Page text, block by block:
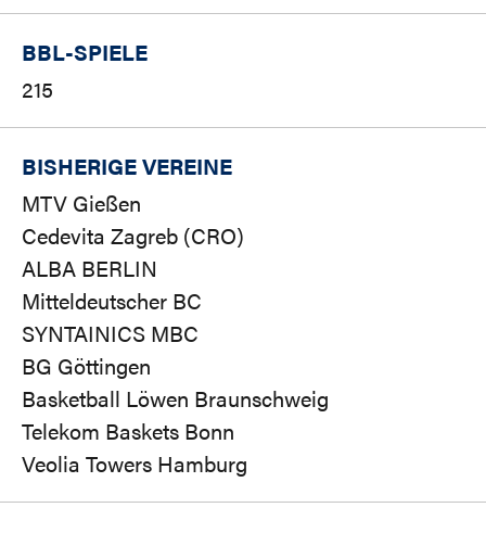
BBL-SPIELE
215
BISHERIGE VEREINE
MTV Gießen
Cedevita Zagreb (CRO)
ALBA BERLIN
Mitteldeutscher BC
SYNTAINICS MBC
BG Göttingen
Basketball Löwen Braunschweig
Telekom Baskets Bonn
Veolia Towers Hamburg